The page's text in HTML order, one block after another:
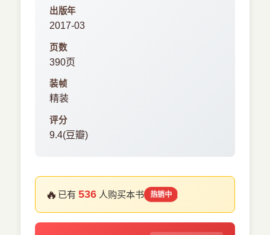
出版年
2017-03
页数
390页
装帧
精装
评分
9.4(豆瓣)
🔥 已有536 人购买本书 热销中